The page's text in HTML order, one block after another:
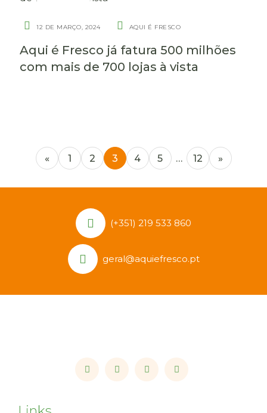
12 DE MARÇO, 2024 AQUI É FRESCO
Aqui é Fresco já fatura 500 milhões
com mais de 700 lojas à vista
« 1 2 3 4 5 … 12 »
(+351) 219 533 860
geral@aquiefresco.pt